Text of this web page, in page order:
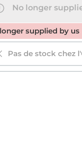
No longer
supplied by us
Pas de stock chez